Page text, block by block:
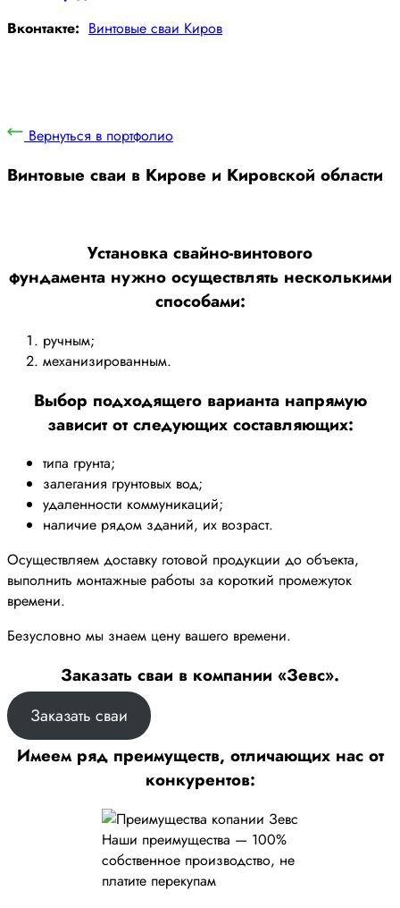
Вконтакте: Винтовые сваи Киров
Вернуться в портфолио
Винтовые сваи в Кирове и Кировской области
Установка свайно-винтового
фундамента нужно осуществлять несколькими
способами:
ручным;
механизированным.
Выбор подходящего варианта напрямую
зависит от следующих составляющих:
типа грунта;
залегания грунтовых вод;
удаленности коммуникаций;
наличие рядом зданий, их возраст.
Осуществляем доставку готовой продукции до объекта,
выполнить монтажные работы за короткий промежуток
времени.
Безусловно мы знаем цену вашего времени.
Заказать сваи в компании «Зевс».
Заказать сваи
Имеем ряд преимуществ, отличающих нас от
конкурентов:
Наши преимущества — 100%
собственное производство, не
платите перекупам